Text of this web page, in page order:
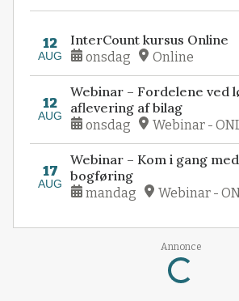
12
AUG
InterCount kursus Online
onsdag Online
12
AUG
Webinar – Fordelene ved
aflevering af bilag
onsdag Webinar -
17
AUG
Webinar – Kom i gang
bogføring
mandag Webinar -
Annonce
Loading...